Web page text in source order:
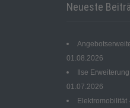
Neueste
01.08.2026
Ilse
01.07.2026
Elektromobilität